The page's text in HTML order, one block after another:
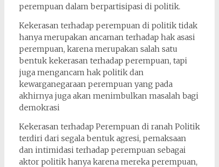
perempuan dalam berpartisipasi di politik.
Kekerasan terhadap perempuan di politik tidak
hanya merupakan ancaman terhadap hak asasi
perempuan, karena merupakan salah satu
bentuk kekerasan terhadap perempuan, tapi
juga mengancam hak politik dan
kewarganegaraan perempuan yang pada
akhirnya juga akan menimbulkan masalah bagi
demokrasi
Kekerasan terhadap Perempuan di ranah Politik
terdiri dari segala bentuk agresi, pemaksaan
dan intimidasi terhadap perempuan sebagai
aktor politik hanya karena mereka perempuan,